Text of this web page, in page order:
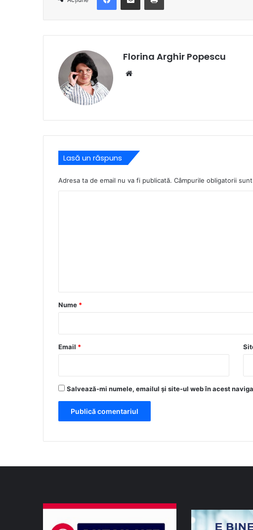
Florina Arghir Popescu
Lasă un răspuns
Adresa ta de email nu va fi publicată. Câmpurile obligatorii
r
*
Nume *
Email *
Salvează-mi numele, emailul și site-ul web în acest